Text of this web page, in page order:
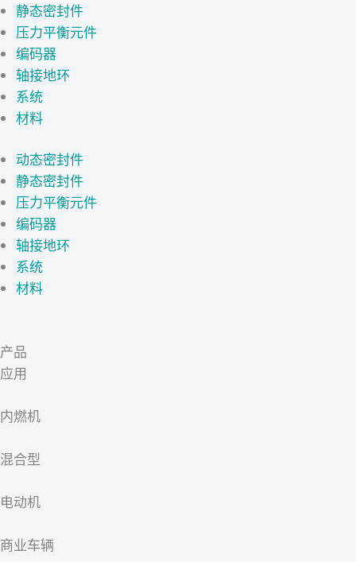
静态密封件
压力平衡元件
编码器
轴接地环
系统
材料
动态密封件
静态密封件
压力平衡元件
编码器
轴接地环
系统
材料
产品
应用
内燃机
混合型
电动机
商业车辆